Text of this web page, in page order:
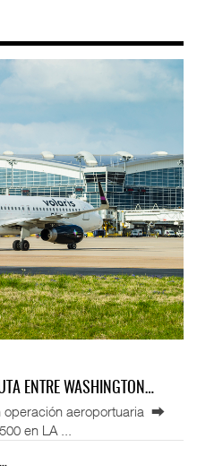
ENTRE WASHINGTON…
operación aeroportuaria ⮕
en LA ...